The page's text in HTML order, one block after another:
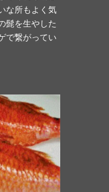
な所もよく気
髭を生やした
で繋がってい